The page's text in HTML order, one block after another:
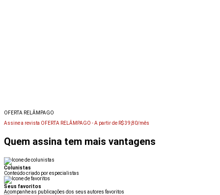
OFERTA RELÂMPAGO
Assine a revista OFERTA RELÂMPAGO -A partir de R$ 39,80/mês
Quem assina tem mais vantagens
Colunistas
Conteúdo criado por especialistas
Seus favoritos
Acompanhe as publicações dos seus autores favoritos